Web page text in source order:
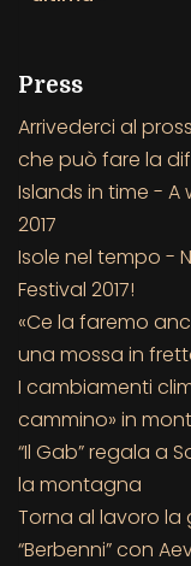
Press
Arrivederci al
che può fare la
Islands in time - A
2017
Isole nel tempo -
Festival 2017!
«Ce la faremo
una mossa in
I cambiamenti
cammino» in
“Il Gab” regala a
la montagna
Torna al lavoro la
“Berbenni” con